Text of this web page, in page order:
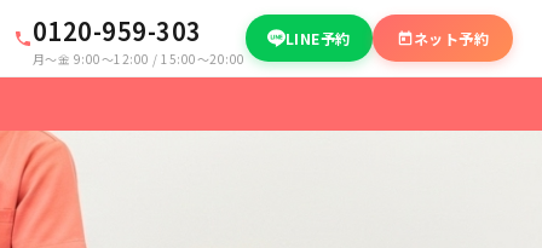
0120-959-303
月〜金 9:00〜12:00 / 15:00〜20:00
LINE予約 ネット予約